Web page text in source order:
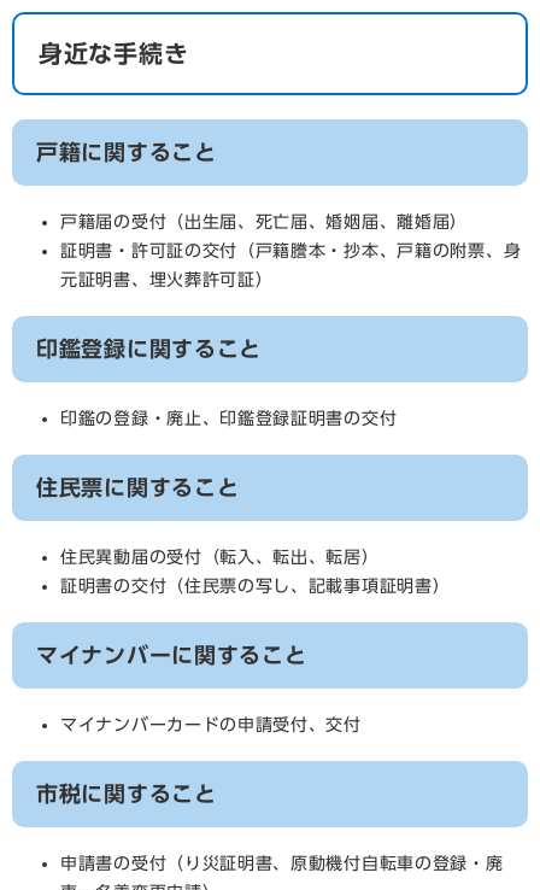
身近な手続き
戸籍に関すること
戸籍届の受付（出生届、死亡届、婚姻届、離婚届）
証明書・許可証の交付（戸籍謄本・抄本、戸籍の附票、身
元証明書、埋火葬許可証）
印鑑登録に関すること
印鑑の登録・廃止、印鑑登録証明書の交付
住民票に関すること
住民異動届の受付（転入、転出、転居）
証明書の交付（住民票の写し、記載事項証明書）
マイナンバーに関すること
マイナンバーカードの申請受付、交付
市税に関すること
申請書の受付（り災証明書、原動機付自転車の登録・廃